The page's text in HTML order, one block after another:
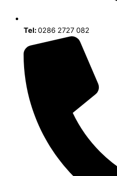
Tel:0286 2727 082